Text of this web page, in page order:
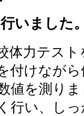
いました
体力テスト
付けなが
値を測り
行い、し